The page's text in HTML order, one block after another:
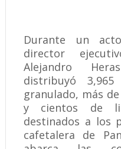
Durante un
director
Alejandro
distribuyó
granulado, más
y cientos de
destinados a los
cafetalera de